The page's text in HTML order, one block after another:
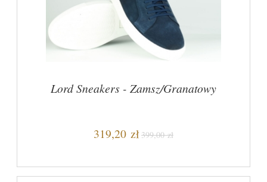
Lord Sneakers - Zamsz/Granatowy
319,20 zł 399,00 zł